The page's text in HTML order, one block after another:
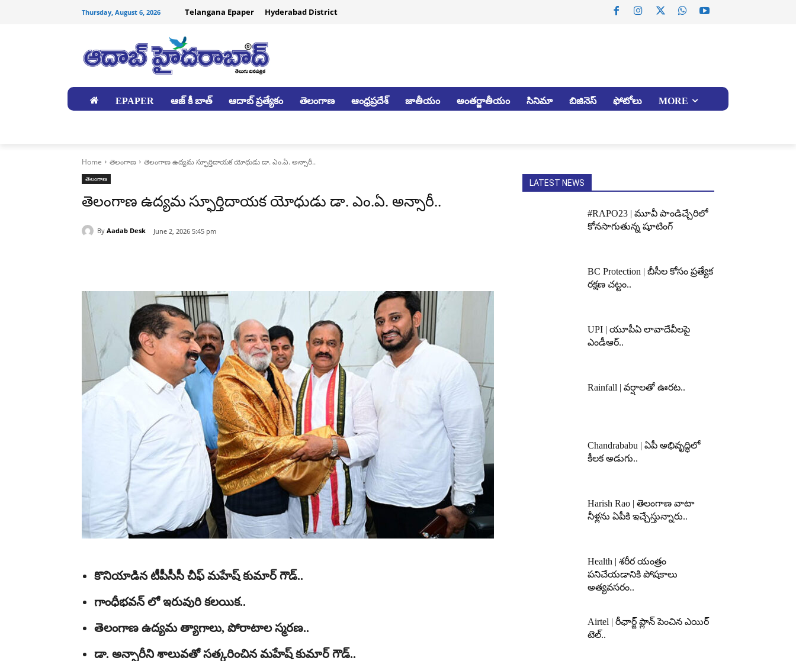
Thursday, August 6, 2026 Telangana Epaper Hyderabad District
EPAPER ఆజ్ కీ బాత్ ఆదాబ్ ప్రత్యేకం తెలంగాణ ఆంధ్రప్రదేశ్ జాతీయం అంతర్జాతీయం సినిమా బిజినెస్ ఫోటోలు MORE
Home తెలంగాణ తెలంగాణ ఉద్యమ స్ఫూర్తిదాయక యోధుడు డా. ఎం.ఏ. అన్సారీ..
తెలంగాణ
తెలంగాణ ఉద్యమ స్ఫూర్తిదాయక యోధుడు డా. ఎం.ఏ. అన్సారీ..
By Aadab Desk June 2, 2026 5:45 pm
కొనియాడిన టీపీసీసీ చీఫ్ మహేష్ కుమార్ గౌడ్..
గాంధీభవన్ లో ఇరువురి కలయిక..
తెలంగాణ ఉద్యమ త్యాగాలు, పోరాటాల స్మరణ..
డా. అన్సారీని శాలువతో సత్కరించిన మహేష్ కుమార్ గౌడ్..
LATEST NEWS
#RAPO23 | మూవీ పాండిచ్చేరిలో
కోనసాగుతున్న షూటింగ్
BC Protection | బీసీల కోసం ప్రత్యేక
రక్షణ చట్టం..
UPI | యూపీఏ లావాదేవీలపై
ఎండీఆర్..
Rainfall | వర్షాలతో ఊరట..
Chandrababu | ఏపీ అభివృద్ధిలో
కీలక అడుగు..
Harish Rao | తెలంగాణ వాటా
నీళ్లను ఏపీకి ఇచ్చేస్తున్నారు..
Health | శరీర యంత్రం
పనిచేయడానికి పోషకాలు
అత్యవసరం..
Airtel | రీఛార్జ్ ప్లాన్ పెంచిన ఎయిర్
టెల్..